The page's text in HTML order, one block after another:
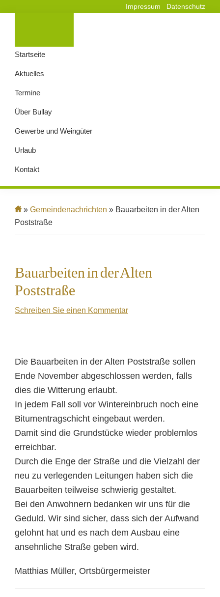
Impressum Datenschutz
Startseite
Aktuelles
Termine
Über Bullay
Gewerbe und Weingüter
Urlaub
Kontakt
» Gemeindenachrichten » Bauarbeiten in der Alten
Poststraße
Bauarbeiten in der Alten
Poststraße
Schreiben Sie einen Kommentar
Die Bauarbeiten in der Alten Poststraße sollen
Ende November abgeschlossen werden, falls
dies die Witterung erlaubt.
In jedem Fall soll vor Wintereinbruch noch eine
Bitumentragschicht eingebaut werden.
Damit sind die Grundstücke wieder problemlos
erreichbar.
Durch die Enge der Straße und die Vielzahl der
neu zu verlegenden Leitungen haben sich die
Bauarbeiten teilweise schwierig gestaltet.
Bei den Anwohnern bedanken wir uns für die
Geduld. Wir sind sicher, dass sich der Aufwand
gelohnt hat und es nach dem Ausbau eine
ansehnliche Straße geben wird.
Matthias Müller, Ortsbürgermeister